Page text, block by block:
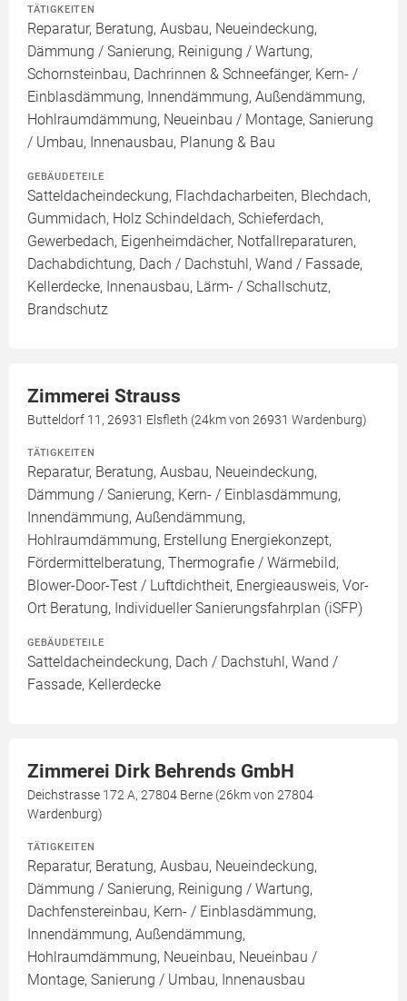
TÄTIGKEITEN
Reparatur, Beratung, Ausbau, Neueindeckung,
Dämmung / Sanierung, Reinigung / Wartung,
Schornsteinbau, Dachrinnen & Schneefänger, Kern- /
Einblasdämmung, Innendämmung, Außendämmung,
Hohlraumdämmung, Neueinbau / Montage, Sanierung
/ Umbau, Innenausbau, Planung & Bau
GEBÄUDETEILE
Satteldacheindeckung, Flachdacharbeiten, Blechdach,
Gummidach, Holz Schindeldach, Schieferdach,
Gewerbedach, Eigenheimdächer, Notfallreparaturen,
Dachabdichtung, Dach / Dachstuhl, Wand / Fassade,
Kellerdecke, Innenausbau, Lärm- / Schallschutz,
Brandschutz
Zimmerei Strauss
Butteldorf 11, 26931 Elsfleth (24km von 26931 Wardenburg)
TÄTIGKEITEN
Reparatur, Beratung, Ausbau, Neueindeckung,
Dämmung / Sanierung, Kern- / Einblasdämmung,
Innendämmung, Außendämmung,
Hohlraumdämmung, Erstellung Energiekonzept,
Fördermittelberatung, Thermografie / Wärmebild,
Blower-Door-Test / Luftdichtheit, Energieausweis, Vor-
Ort Beratung, Individueller Sanierungsfahrplan (iSFP)
GEBÄUDETEILE
Satteldacheindeckung, Dach / Dachstuhl, Wand /
Fassade, Kellerdecke
Zimmerei Dirk Behrends GmbH
Deichstrasse 172 A, 27804 Berne (26km von 27804
Wardenburg)
TÄTIGKEITEN
Reparatur, Beratung, Ausbau, Neueindeckung,
Dämmung / Sanierung, Reinigung / Wartung,
Dachfenstereinbau, Kern- / Einblasdämmung,
Innendämmung, Außendämmung,
Hohlraumdämmung, Neueinbau, Neueinbau /
Montage, Sanierung / Umbau, Innenausbau